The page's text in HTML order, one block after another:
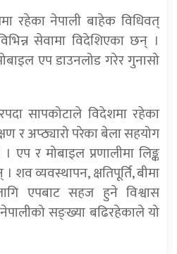
रहेका नेपाली बाहेक विधिवत्
सेवामा विदेशिएका छन् ।
एप डाउनलोड गरेर गुनासो
सापकोटाले विदेशमा रहेका
र अप्ठ्यारो परेका बेला सहयोग
एप र मोबाइल प्रणालीमा लिङ्क
व्यवस्थापन, क्षतिपूर्ति, बीमा
एपबाट सहज हुने विश्वास
सङ्ख्या बढिरहेकाले यो